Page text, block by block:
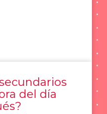
del día